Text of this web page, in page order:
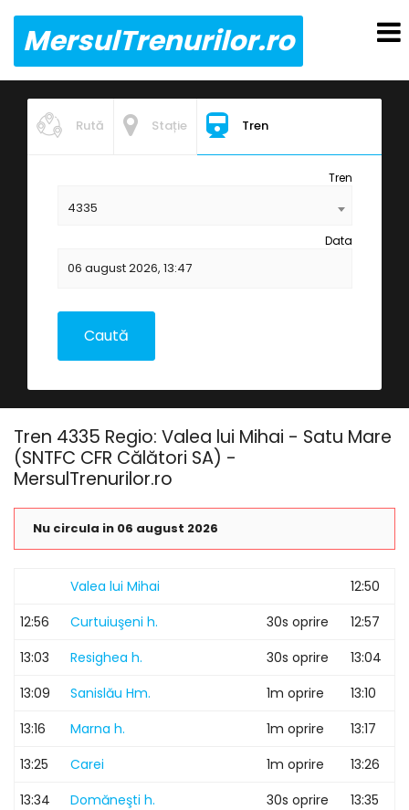
MersulTrenurilor.ro
Rută Stație Tren
Tren
4335
Data
Tren 4335 Regio: Valea lui Mihai - Satu Mare
(SNTFC CFR Călători SA) -
MersulTrenurilor.ro
Nu circula in 06 august 2026
Valea lui Mihai
12:50
12:56
Curtuiuşeni h. 30s oprire
12:57
13:03
Resighea h. 30s oprire
13:04
13:09
Sanislău Hm. 1m oprire
13:10
13:16
Marna h. 1m oprire
13:17
13:25
Carei 1m oprire
13:26
13:34
Domăneşti h. 30s oprire
13:35